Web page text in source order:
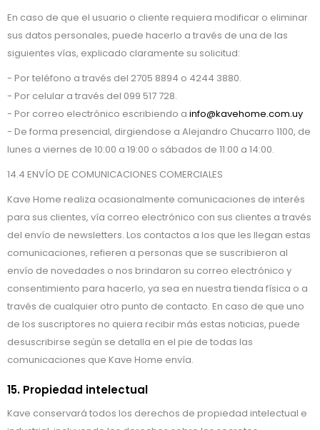
En caso de que el usuario o cliente requiera modificar o eliminar
sus datos personales, puede hacerlo a través de una de las
siguientes vías, explicado claramente su solicitud:
- Por teléfono a través del 2705 8894 o 4244 3880.
- Por celular a través del 099 517 728.
- Por correo electrónico escribiendo a info@kavehome.com.uy
- De forma presencial, dirgiendose a Alejandro Chucarro 1100, de
lunes a viernes de 10:00 a 19:00 o sábados de 11:00 a 14:00.
14.4 ENVÍO DE COMUNICACIONES COMERCIALES
Kave Home realiza ocasionalmente comunicaciones de interés
para sus clientes, vía correo electrónico con sus clientes a través
del envío de newsletters. Los contactos a los que les llegan estas
comunicaciones, refieren a personas que se suscribieron al
envío de novedades o nos brindaron su correo electrónico y
consentimiento para hacerlo, ya sea en nuestra tienda física o a
través de cualquier otro punto de contacto. En caso de que uno
de los suscriptores no quiera recibir más estas noticias, puede
desuscribirse según se detalla en el pie de todas las
comunicaciones que Kave Home envía.
15. Propiedad intelectual
Kave conservará todos los derechos de propiedad intelectual e